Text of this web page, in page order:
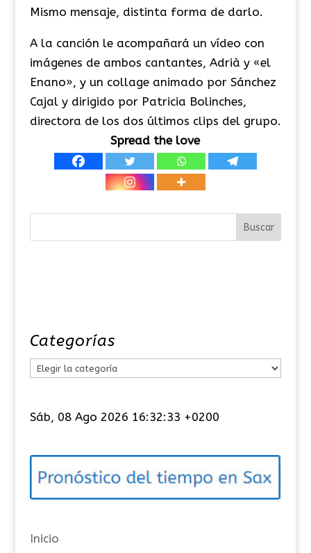
Mismo mensaje, distinta forma de darlo.
A la canción le acompañará un vídeo con
imágenes de ambos cantantes, Adrià y «el
Enano», y un collage animado por Sánchez
Cajal y dirigido por Patricia Bolinches,
directora de los dos últimos clips del grupo.
Spread the love
Categorías
e
o
í
s
Sáb, 08 Ago 2026 16:32:33 +0200
Inicio